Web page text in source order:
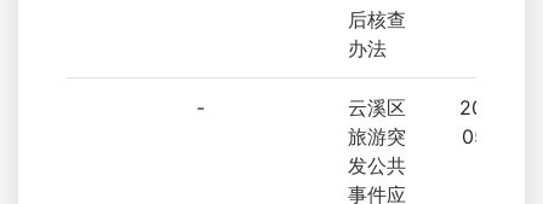
后核查
办法
-
云溪区
旅游突
发公共
事件应
2023-
05-16